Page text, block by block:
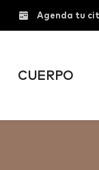
Agenda tu
CUERPO